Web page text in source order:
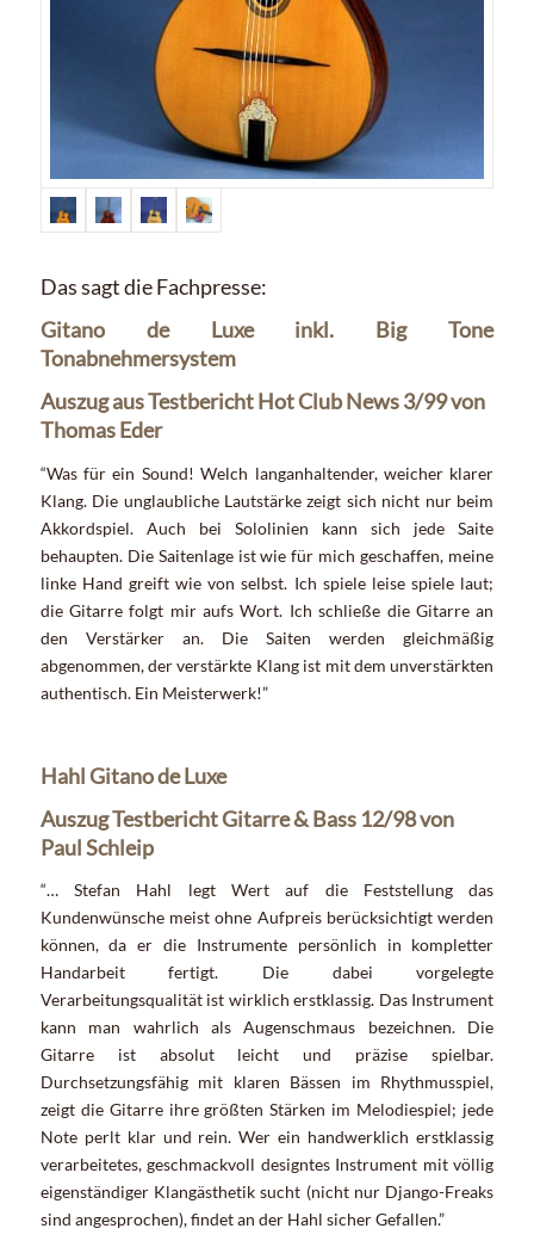
Das sagt die Fachpresse:
Gitano de Luxe inkl. Big Tone
Tonabnehmersystem
Auszug aus Testbericht Hot Club News 3/99 von
Thomas Eder
“Was für ein Sound! Welch langanhaltender, weicher klarer
Klang. Die unglaubliche Lautstärke zeigt sich nicht nur beim
Akkordspiel. Auch bei Sololinien kann sich jede Saite
behaupten. Die Saitenlage ist wie für mich geschaffen, meine
linke Hand greift wie von selbst. Ich spiele leise spiele laut;
die Gitarre folgt mir aufs Wort. Ich schließe die Gitarre an
den Verstärker an. Die Saiten werden gleichmäßig
abgenommen, der verstärkte Klang ist mit dem unverstärkten
authentisch. Ein Meisterwerk!”
Hahl Gitano de Luxe
Auszug Testbericht Gitarre & Bass 12/98 von
Paul Schleip
“… Stefan Hahl legt Wert auf die Feststellung das
Kundenwünsche meist ohne Aufpreis berücksichtigt werden
können, da er die Instrumente persönlich in kompletter
Handarbeit fertigt. Die dabei vorgelegte
Verarbeitungsqualität ist wirklich erstklassig. Das Instrument
kann man wahrlich als Augenschmaus bezeichnen. Die
Gitarre ist absolut leicht und präzise spielbar.
Durchsetzungsfähig mit klaren Bässen im Rhythmusspiel,
zeigt die Gitarre ihre größten Stärken im Melodiespiel; jede
Note perlt klar und rein. Wer ein handwerklich erstklassig
verarbeitetes, geschmackvoll designtes Instrument mit völlig
eigenständiger Klangästhetik sucht (nicht nur Django-Freaks
sind angesprochen), findet an der Hahl sicher Gefallen.”